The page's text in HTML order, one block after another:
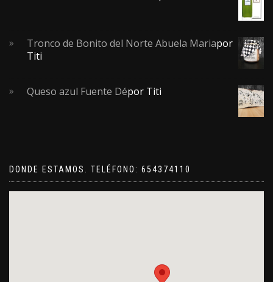
Tronco de Bonito del Norte Abuela Mariapor
Titi
Queso azul Fuente Dépor Titi
DONDE ESTAMOS. TELÉFONO: 654374110